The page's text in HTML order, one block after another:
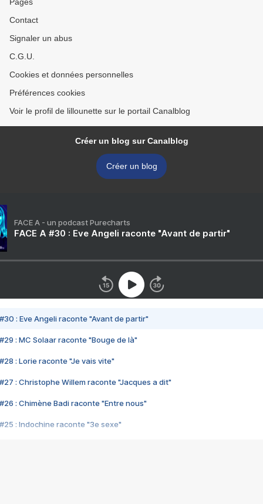
Contact
Signaler un abus
C.G.U.
Cookies et données personnelles
Préférences cookies
Voir le profil de lillounette sur le portail Canalblog
Créer un blog sur Canalblog
Créer un blog
FACE A - un podcast Purecharts
FACE A #30 : Eve Angeli raconte "Avant de partir"
#30 : Eve Angeli raconte "Avant de partir"
#29 : MC Solaar raconte "Bouge de là"
#28 : Lorie raconte "Je vais vite"
#27 : Christophe Willem raconte "Jacques a dit"
#26 : Chimène Badi raconte "Entre nous"
#25 : Indochine raconte "3e sexe"